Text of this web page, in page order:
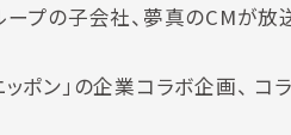
ープの子会社、夢真のCMが放
ポン」の企業コラボ企画、 コ